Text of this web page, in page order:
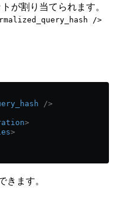
が割り当てられます。
/>
/>
>
>
きます。